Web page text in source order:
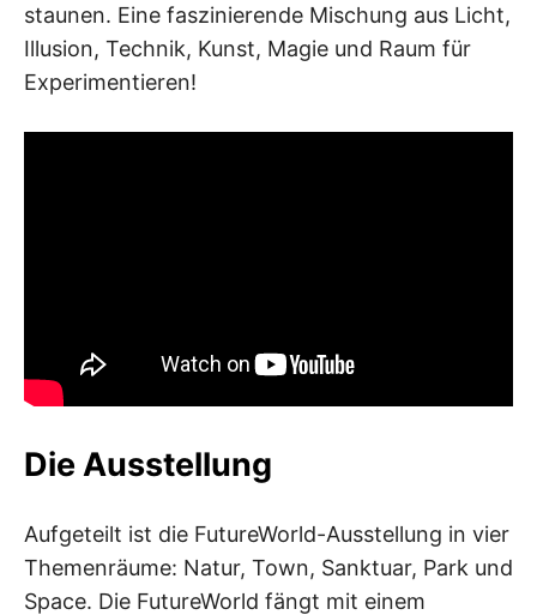
staunen. Eine faszinierende Mischung aus Licht,
Illusion, Technik, Kunst, Magie und Raum für
Experimentieren!
Die Ausstellung
Aufgeteilt ist die FutureWorld-Ausstellung in vier
Themenräume: Natur, Town, Sanktuar, Park und
Space. Die FutureWorld fängt mit einem